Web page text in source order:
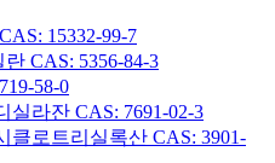
15332-99-7
CAS: 5356-84-3
58-0
실라잔 CAS: 7691-02-3
클로트리실록산 CAS: 3901-